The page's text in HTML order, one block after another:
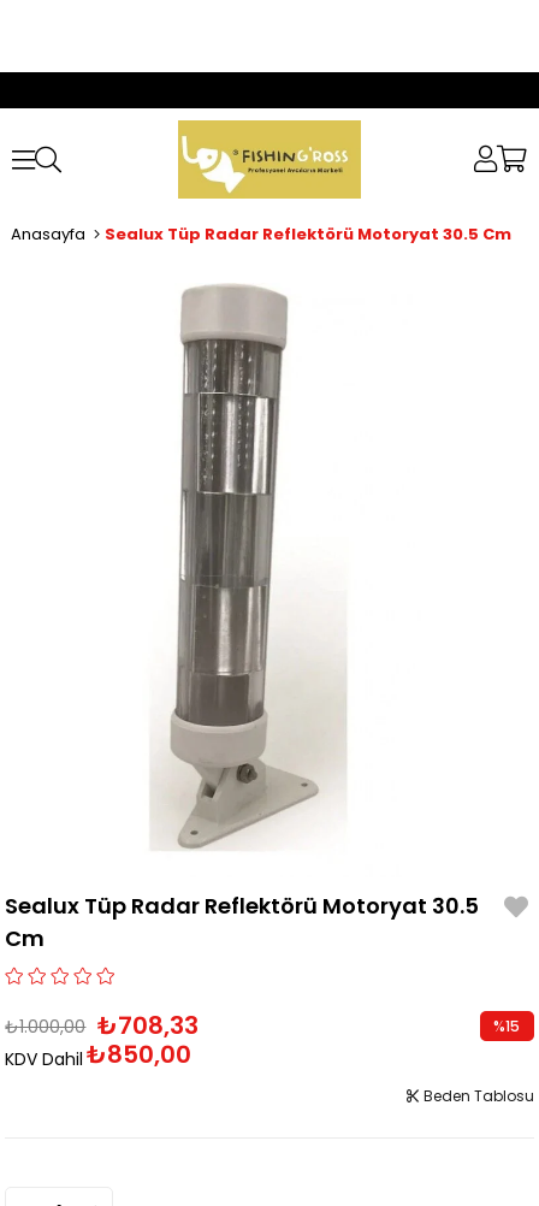
Anasayfa Sealux Tüp Radar Reflektörü Motoryat 30.5 Cm
Sealux Tüp Radar Reflektörü Motoryat 30.5
Cm
₺1.000,00 ₺708,33
KDV Dahil ₺850,00
%15
Beden Tablosu